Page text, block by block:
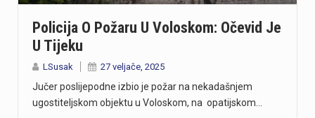
Policija O Požaru U Voloskom: Očevid Je
U Tijeku
LSusak 27 veljače, 2025
Jučer poslijepodne izbio je požar na nekadašnjem
ugostiteljskom objektu u Voloskom, na opatijskom…